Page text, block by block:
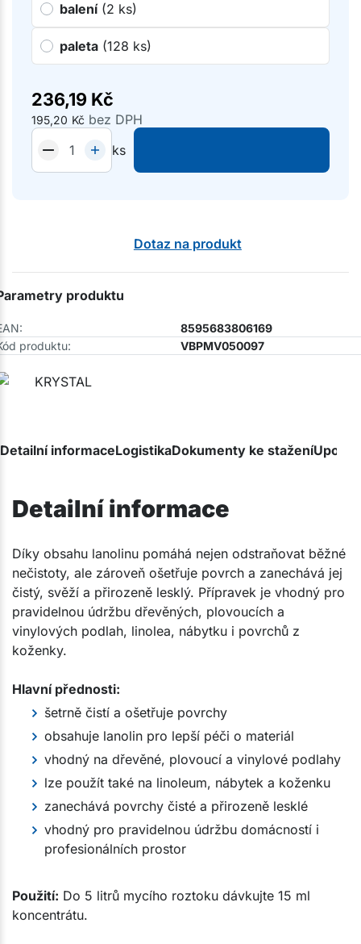
balení (2 ks)
paleta (128 ks)
236,19 Kč
195,20 Kč bez DPH
ks
Dotaz na produkt
produktu
8595683806169
produktu:
VBPMV050097
Detailní informaceLogistikaDokumenty ke stažení
Detailní informace
Díky obsahu lanolinu pomáhá nejen odstraňovat běžné
nečistoty, ale zároveň ošetřuje povrch a zanechává jej
čistý, svěží a přirozeně lesklý. Přípravek je vhodný pro
pravidelnou údržbu dřevěných, plovoucích a
vinylových podlah, linolea, nábytku i povrchů z
koženky.
Hlavní přednosti:
šetrně čistí a ošetřuje povrchy
obsahuje lanolin pro lepší péči o materiál
vhodný na dřevěné, plovoucí a vinylové podlahy
lze použít také na linoleum, nábytek a koženku
zanechává povrchy čisté a přirozeně lesklé
vhodný pro pravidelnou údržbu domácností i
profesionálních prostor
Použití: Do 5 litrů mycího roztoku dávkujte 15 ml
koncentrátu.